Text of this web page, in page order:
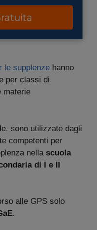
le supplenze hanno
per classi di
materie
sono utilizzate dagli
competenti per
nella scuola
di I e II
alle GPS solo
.